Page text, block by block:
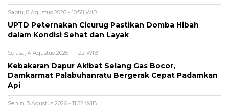
Sabtu, 8 Agustus 2026 - 10:58 WIB
UPTD Peternakan Cicurug Pastikan Domba Hibah
dalam Kondisi Sehat dan Layak
Selasa, 4 Agustus 2026 - 11:22 WIB
Kebakaran Dapur Akibat Selang Gas Bocor,
Damkarmat Palabuhanratu Bergerak Cepat Padamkan
Api
Senin, 3 Agustus 2026 - 11:52 WIB